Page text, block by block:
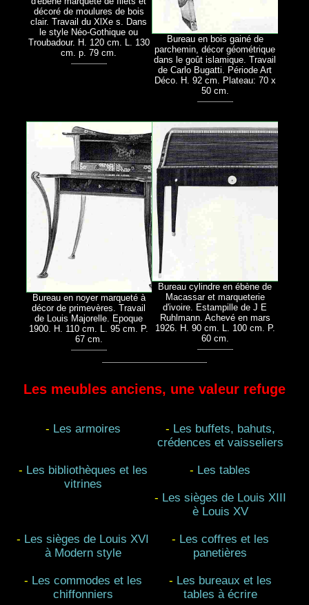
décoré de moulures de bois
clair. Travail du XlXe s. Dans
le style Néo-Gothique ou
Troubadour. H. 120 cm. L. 130
cm. p. 79 cm.
Bureau en bois gainé de
parchemin, décor géométrique
dans le goût islamique. Travail
de Carlo Bugatti. Période Art
Déco. H. 92 cm. Plateau: 70 x
50 cm.
Bureau en noyer marqueté à
décor de primevères. Travail
de Louis Majorelle. Epoque
1900. H. 110 cm. L. 95 cm. P.
67 cm.
Bureau cylindre en ébène de
Macassar et marqueterie
d'ivoire. Estampille de J E
Ruhlmann. Achevé en mars
1926. H. 90 cm. L. 100 cm. P.
60 cm.
Les meubles anciens, une valeur refuge
- Les armoires - Les buffets, bahuts,
crédences et vaisseliers
- Les bibliothèques et les
vitrines
- Les tables
- Les sièges de Louis XIII
è Louis XV
- Les sièges de Louis XVI
à Modern style
- Les coffres et les
panetières
- Les commodes et les
chiffonniers
- Les bureaux et les
tables à écrire